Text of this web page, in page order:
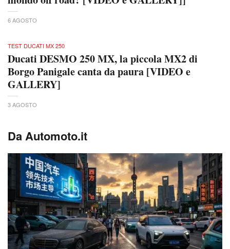
6 AGOSTO
TEST DUCATI MX 250
Ducati DESMO 250 MX, la piccola MX2 di
Borgo Panigale canta da paura [VIDEO e
GALLERY]
3 AGOSTO
Da Automoto.it